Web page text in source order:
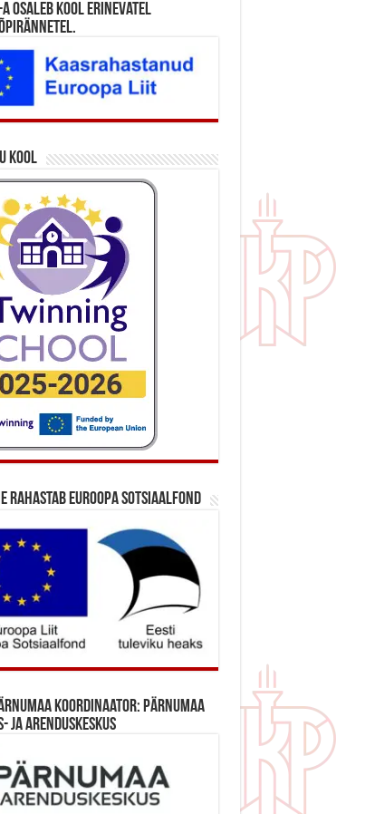
osaleb kool erinevatel
kool
rahastab Euroopa Sotsiaalfond
koordinaator: Pärnumaa
ja Arenduskeskus